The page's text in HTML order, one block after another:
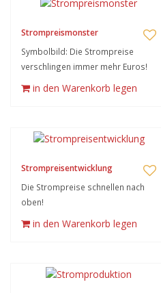
Strompreismonster
Symbolbild: Die Strompreise
verschlingen immer mehr Euros!
in den Warenkorb legen
Strompreisentwicklung
Die Strompreise schnellen nach
oben!
in den Warenkorb legen